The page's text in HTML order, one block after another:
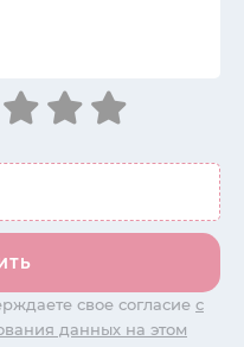
свое согласие с
данных на этом